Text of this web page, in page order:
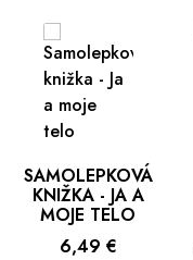
SAMOLEPKOVÁ
KNIŽKA - JA A
MOJE TELO
Cena
6,49 €